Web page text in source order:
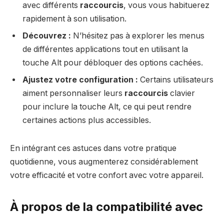
avec différents raccourcis, vous vous habituerez
rapidement à son utilisation.
Découvrez : N’hésitez pas à explorer les menus
de différentes applications tout en utilisant la
touche Alt pour débloquer des options cachées.
Ajustez votre configuration : Certains utilisateurs
aiment personnaliser leurs raccourcis clavier
pour inclure la touche Alt, ce qui peut rendre
certaines actions plus accessibles.
En intégrant ces astuces dans votre pratique
quotidienne, vous augmenterez considérablement
votre efficacité et votre confort avec votre appareil.
À propos de la compatibilité avec